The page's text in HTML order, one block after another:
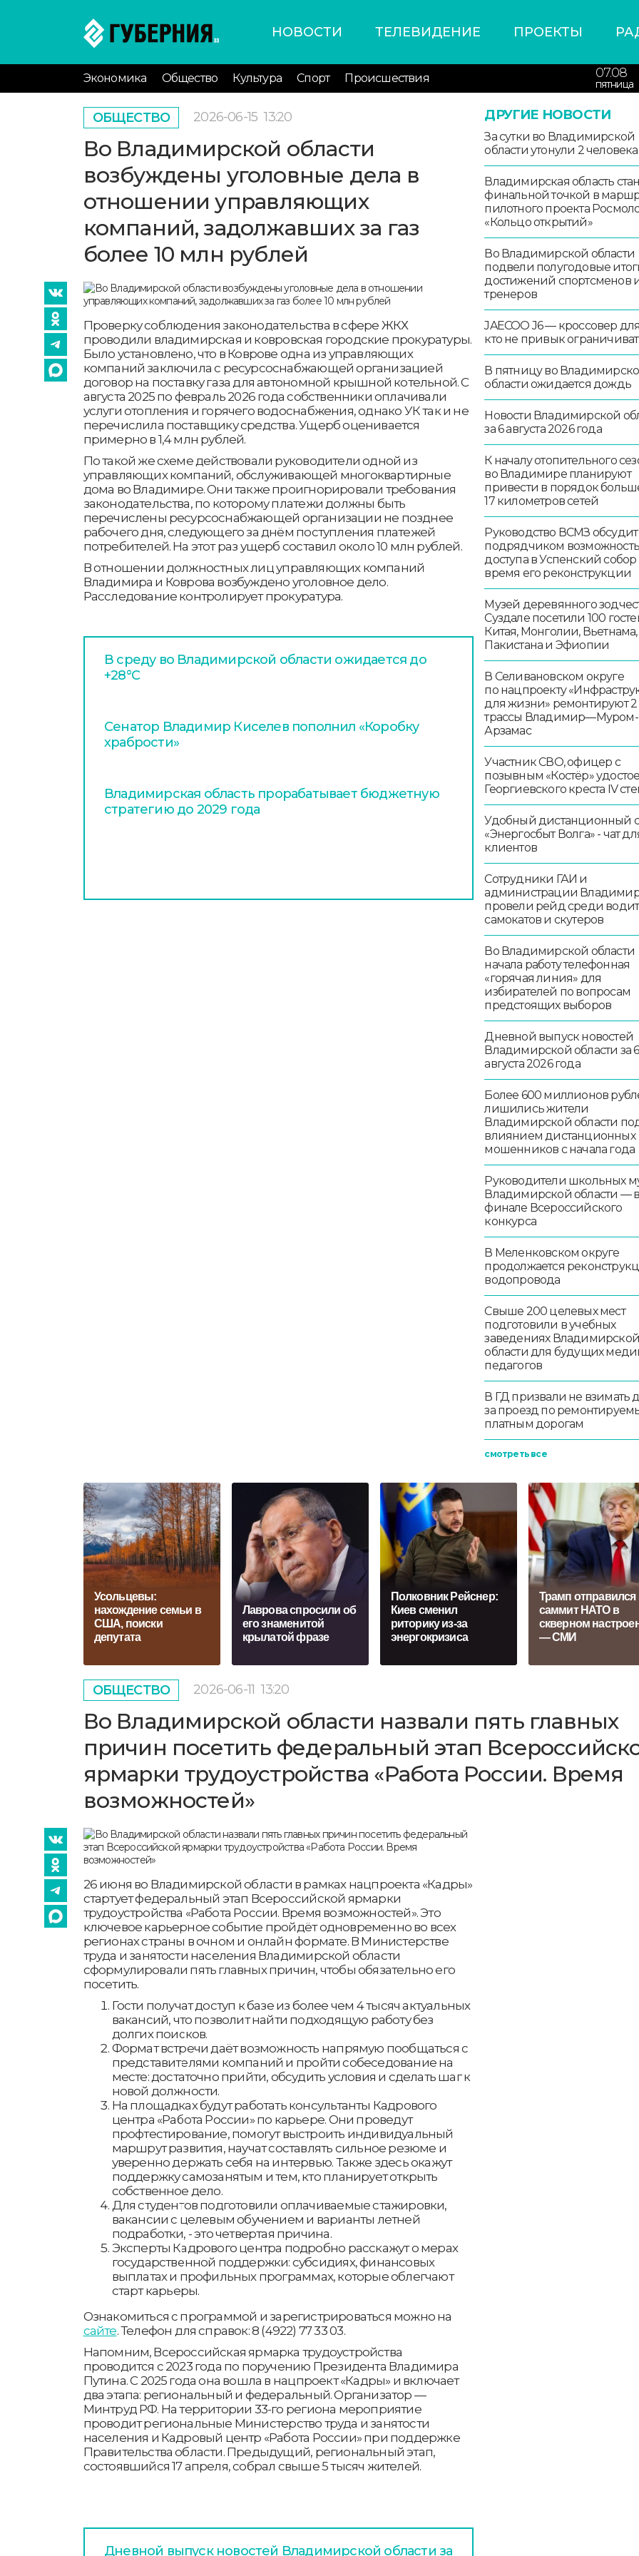
НОВОСТИ ТЕЛЕВИДЕНИЕ ПРОЕКТЫ
Экономика Общество Культура Спорт Происшествия 07.08
пятница
ОБЩЕСТВО 2026-06-15 13:20
Во Владимирской области
возбуждены уголовные дела в
отношении управляющих
компаний, задолжавших за газ
более 10 млн рублей
Проверку соблюдения законодательства в сфере ЖКХ
проводили владимирская и ковровская городские прокуратуры.
Было установлено, что в Коврове одна из управляющих
компаний заключила с ресурсоснабжающей организацией
договор на поставку газа для автономной крышной котельной. С
августа 2025 по февраль 2026 года собственники оплачивали
услуги отопления и горячего водоснабжения, однако УК так и не
перечислила поставщику средства. Ущерб оценивается
примерно в 1,4 млн рублей.
По такой же схеме действовали руководители одной из
управляющих компаний, обслуживающей многоквартирные
дома во Владимире. Они также проигнорировали требования
законодательства, по которому платежи должны быть
перечислены ресурсоснабжающей организации не позднее
рабочего дня, следующего за днём поступления платежей
потребителей. На этот раз ущерб составил около 10 млн рублей.
В отношении должностных лиц управляющих компаний
Владимира и Коврова возбуждено уголовное дело.
Расследование контролирует прокуратура.
В среду во Владимирской области ожидается до
+28°С
Сенатор Владимир Киселев пополнил «Коробку
храбрости»
Владимирская область прорабатывает бюджетную
стратегию до 2029 года
ДРУГИЕ НОВОСТИ
За сутки во Владимирской
области утонули 2 человека
Владимирская область
финальной точкой в
пилотного проекта
«Кольцо открытий»
Во Владимирской области
подвели полугодовые
достижений спортсменов
тренеров
JAECOO J6 — кроссовер для
кто не привык
В пятницу во
области ожидается дождь
Новости Владимирской
за 6 августа 2026 года
К началу отопительного
во Владимире планируют
привести в порядок
17 километров сетей
Руководство ВСМЗ обсудит
подрядчиком возможность
доступа в Успенский собор
время его реконструкции
Музей деревянного
Суздале посетили 100
Китая, Монголии, Вьетнама,
Пакистана и Эфиопии
В Селивановском округе
по нацпроекту
для жизни» ремонтируют
трассы Владимир—Муром-
Арзамас
Участник СВО, офицер с
позывным «Костёр»
Георгиевского креста IV
Удобный дистанционный
«Энергосбыт Волга» - чат
клиентов
Сотрудники ГАИ и
администрации
провели рейд среди
самокатов и скутеров
Во Владимирской области
начала работу телефонная
«горячая линия» для
избирателей по вопросам
предстоящих выборов
Дневной выпуск новостей
Владимирской области за 6
августа 2026 года
Более 600 миллионов
лишились жители
Владимирской области
влиянием дистанционных
мошенников с начала года
Руководители школьных
Владимирской области — в
финале Всероссийского
конкурса
В Меленковском округе
продолжается
водопровода
Свыше 200 целевых мест
подготовили в учебных
заведениях Владимирской
области для будущих
педагогов
В ГД призвали не взимать
за проезд по
платным дорогам
смотреть все
Усольцевы:
нахождение семьи в
США, поиски
депутата
Лаврова спросили об
его знаменитой
крылатой фразе
Полковник Рейснер:
Киев сменил
риторику из-за
энергокризиса
Трамп отправился
саммит НАТО в
скверном
— СМИ
ОБЩЕСТВО 2026-06-11 13:20
Во Владимирской области назвали пять главных
причин посетить федеральный этап
ярмарки трудоустройства «Работа России. Время
возможностей»
26 июня во Владимирской области в рамках нацпроекта «Кадры»
стартует федеральный этап Всероссийской ярмарки
трудоустройства «Работа России. Время возможностей». Это
ключевое карьерное событие пройдёт одновременно во всех
регионах страны в очном и онлайн формате. В Министерстве
труда и занятости населения Владимирской области
сформулировали пять главных причин, чтобы обязательно его
посетить.
Гости получат доступ к базе из более чем 4 тысяч актуальных
вакансий, что позволит найти подходящую работу без
долгих поисков.
Формат встречи даёт возможность напрямую пообщаться с
представителями компаний и пройти собеседование на
месте: достаточно прийти, обсудить условия и сделать шаг к
новой должности.
На площадках будут работать консультанты Кадрового
центра «Работа России» по карьере. Они проведут
профтестирование, помогут выстроить индивидуальный
маршрут развития, научат составлять сильное резюме и
уверенно держать себя на интервью. Также здесь окажут
поддержку самозанятым и тем, кто планирует открыть
собственное дело.
Для студентов подготовили оплачиваемые стажировки,
вакансии с целевым обучением и варианты летней
подработки, - это четвертая причина.
Эксперты Кадрового центра подробно расскажут о мерах
государственной поддержки: субсидиях, финансовых
выплатах и профильных программах, которые облегчают
старт карьеры.
Ознакомиться с программой и зарегистрироваться можно на
сайте. Телефон для справок: 8 (4922) 77 33 03.
Напомним, Всероссийская ярмарка трудоустройства
проводится с 2023 года по поручению Президента Владимира
Путина. С 2025 года она вошла в нацпроект «Кадры» и включает
два этапа: региональный и федеральный. Организатор —
Минтруд РФ. На территории 33-го региона мероприятие
проводит региональные Министерство труда и занятости
населения и Кадровый центр «Работа России» при поддержке
Правительства области. Предыдущий, региональный этап,
состоявшийся 17 апреля, собрал свыше 5 тысяч жителей.
Дневной выпуск новостей Владимирской области за